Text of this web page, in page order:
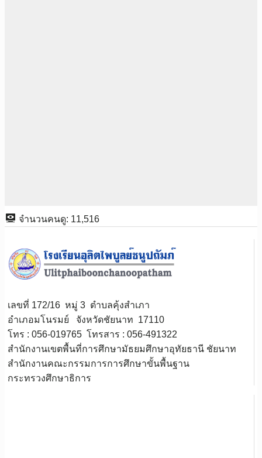
จำนวนคนดู: 11,516
เลขที่ 172/16 หมู่ 3 ตำบลคุ้งสำเภา
อำเภอมโนรมย์ จังหวัดชัยนาท 17110
โทร : 056-019765 โทรสาร : 056-491322
สำนักงานเขตพื้นที่การศึกษามัธยมศึกษาอุทัยธานี ชัยนาท
สำนักงานคณะกรรมการการศึกษาขั้นพื้นฐาน
กระทรวงศึกษาธิการ